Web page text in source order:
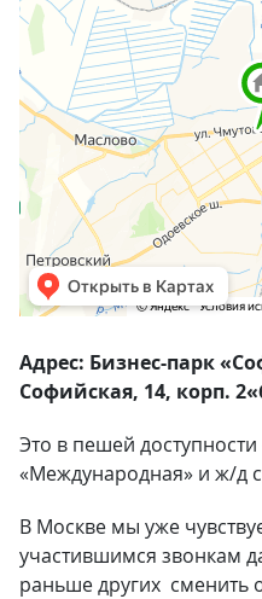
Адрес: Бизнес-парк
Софийская, 14, корп.
Это в пешей
«Международная» и ж/д
В Москве мы уже
участившимся звонкам
раньше других сменить